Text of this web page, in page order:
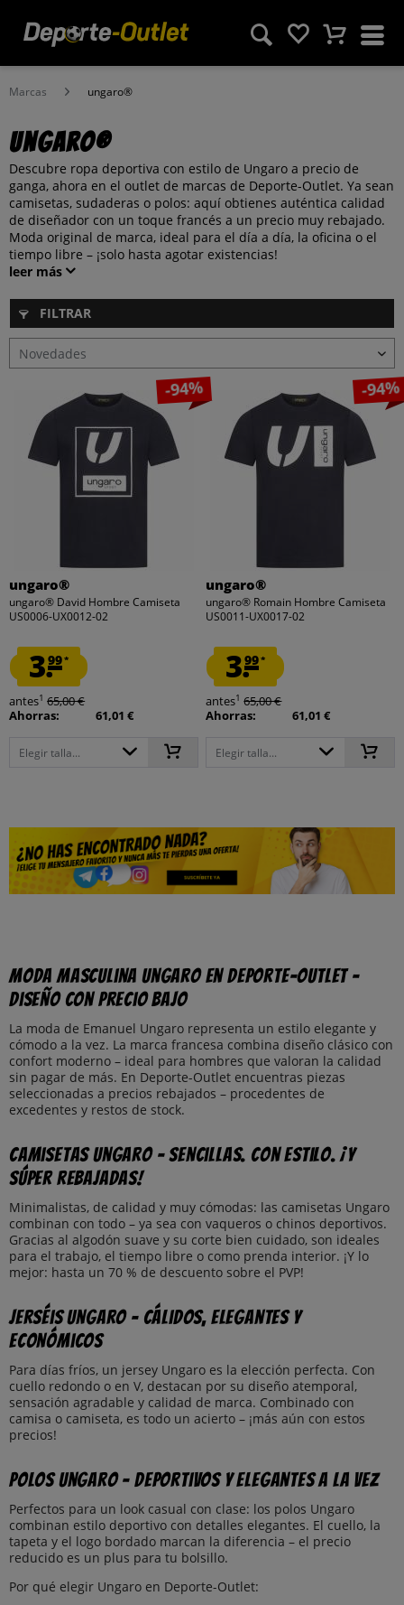
Marcas ungaro®
ungaro®
Descubre ropa deportiva con estilo de Ungaro a precio de
ganga, ahora en el outlet de marcas de Deporte-Outlet. Ya sean
camisetas, sudaderas o polos: aquí obtienes auténtica calidad
de diseñador con un toque francés a un precio muy rebajado.
Moda original de marca, ideal para el día a día, la oficina o el
tiempo libre – ¡solo hasta agotar existencias!
leer más
FILTRAR
-94%
ungaro®
ungaro® David Hombre Camiseta
US0006-UX0012-02
3.99*
antes1 65,00 €
Ahorras:
61,01 €
Elegir talla...
-94%
ungaro®
ungaro® Romain Hombre Camiseta
US0011-UX0017-02
3.99*
antes1 65,00 €
Ahorras:
61,01 €
Elegir talla...
Moda masculina Ungaro en Deporte-Outlet –
Diseño con precio bajo
La moda de Emanuel Ungaro representa un estilo elegante y
cómodo a la vez. La marca francesa combina diseño clásico con
confort moderno – ideal para hombres que valoran la calidad
sin pagar de más. En Deporte-Outlet encuentras piezas
seleccionadas a precios rebajados – procedentes de
excedentes y restos de stock.
Camisetas Ungaro – Sencillas. Con estilo. ¡Y
súper rebajadas!
Minimalistas, de calidad y muy cómodas: las camisetas Ungaro
combinan con todo – ya sea con vaqueros o chinos deportivos.
Gracias al algodón suave y su corte bien cuidado, son ideales
para el trabajo, el tiempo libre o como prenda interior. ¡Y lo
mejor: hasta un 70 % de descuento sobre el PVP!
Jerséis Ungaro – Cálidos, elegantes y
económicos
Para días fríos, un jersey Ungaro es la elección perfecta. Con
cuello redondo o en V, destacan por su diseño atemporal,
sensación agradable y calidad de marca. Combinado con
camisa o camiseta, es todo un acierto – ¡más aún con estos
precios!
Polos Ungaro – Deportivos y elegantes a la vez
Perfectos para un look casual con clase: los polos Ungaro
combinan estilo deportivo con detalles elegantes. El cuello, la
tapeta y el logo bordado marcan la diferencia – el precio
reducido es un plus para tu bolsillo.
Por qué elegir Ungaro en Deporte-Outlet: